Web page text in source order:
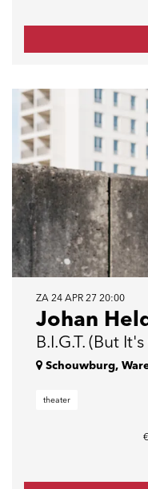
Johan
B.I.G.T. (But
ZA 24 APR 27 20:00
Schouwburg,
theater